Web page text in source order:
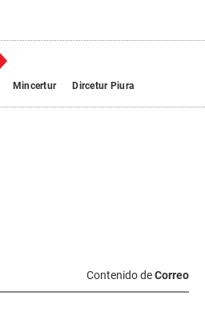
Contenido deCorreo